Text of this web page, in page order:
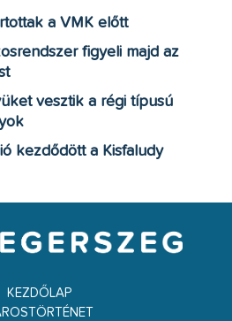
a VMK előtt
figyeli majd az
vesztik a régi típusú
kezdődött a Kisfaludy
KEZDŐLAP